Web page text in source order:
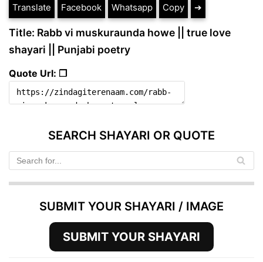
Translate Facebook Whatsapp Copy ➔
Title: Rabb vi muskuraunda howe || true love
shayari || Punjabi poetry
Quote Url: ❐
SEARCH SHAYARI OR QUOTE
SUBMIT YOUR SHAYARI / IMAGE
SUBMIT YOUR SHAYARI